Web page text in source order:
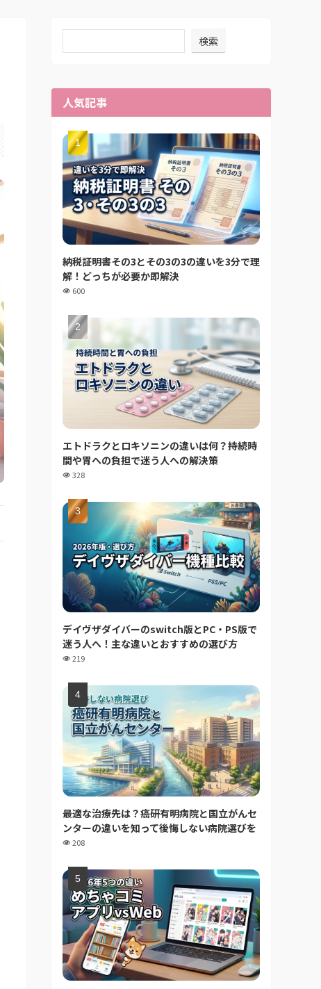
検索
人気記事
納税証明書その3とその3の3の違いを3分で理
解！どっちが必要か即解決
600
エトドラクとロキソニンの違いは何？持続時
間や胃への負担で迷う人への解決策
328
デイヴザダイバーのswitch版とPC・PS版で
迷う人へ！主な違いとおすすめの選び方
219
最適な治療先は？癌研有明病院と国立がんセ
ンターの違いを知って後悔しない病院選びを
208